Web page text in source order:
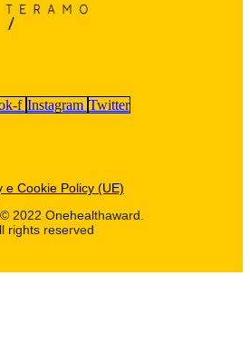
f Instagram Twitter
e Cookie Policy (UE)
2022 Onehealthaward.
rights reserved